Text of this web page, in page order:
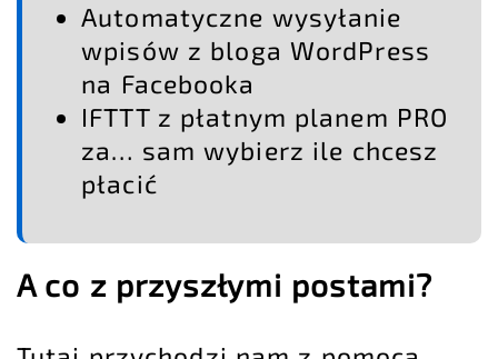
Automatyczne wysyłanie
wpisów z bloga WordPress
na Facebooka
IFTTT z płatnym planem PRO
za… sam wybierz ile chcesz
płacić
A co z przyszłymi postami?